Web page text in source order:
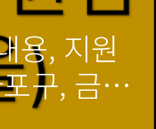
용, 지원
구, 금천